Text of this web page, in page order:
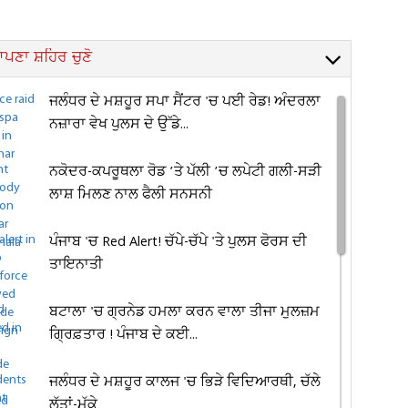
ਸ਼ਹਿਰ ਚੁਣੋ
ਜਲੰਧਰ ਦੇ ਮਸ਼ਹੂਰ ਸਪਾ ਸੈਂਟਰ 'ਚ ਪਈ ਰੇਡ! ਅੰਦਰਲਾ
ਨਜ਼ਾਰਾ ਵੇਖ ਪੁਲਸ ਦੇ ਉੱਡੇ...
ਨਕੋਦਰ-ਕਪਰੂਥਲਾ ਰੋਡ ’ਤੇ ਪੱਲੀ ’ਚ ਲਪੇਟੀ ਗਲੀ-ਸੜੀ
ਲਾਸ਼ ਮਿਲਣ ਨਾਲ ਫੈਲੀ ਸਨਸਨੀ
ਪੰਜਾਬ 'ਚ Red Alert! ਚੱਪੇ-ਚੱਪੇ 'ਤੇ ਪੁਲਸ ਫੋਰਸ ਦੀ
ਤਾਇਨਾਤੀ
ਬਟਾਲਾ 'ਚ ਗ੍ਰਨੇਡ ਹਮਲਾ ਕਰਨ ਵਾਲਾ ਤੀਜਾ ਮੁਲਜ਼ਮ
ਗ੍ਰਿਫ਼ਤਾਰ ! ਪੰਜਾਬ ਦੇ ਕਈ...
ਜਲੰਧਰ ਦੇ ਮਸ਼ਹੂਰ ਕਾਲਜ 'ਚ ਭਿੜੇ ਵਿਦਿਆਰਥੀ, ਚੱਲੇ